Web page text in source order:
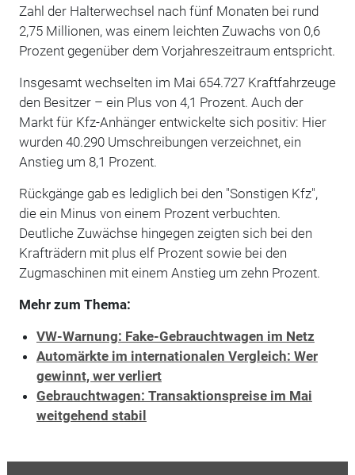
Zahl der Halterwechsel nach fünf Monaten bei rund
2,75 Millionen, was einem leichten Zuwachs von 0,6
Prozent gegenüber dem Vorjahreszeitraum entspricht.
Insgesamt wechselten im Mai 654.727 Kraftfahrzeuge
den Besitzer – ein Plus von 4,1 Prozent. Auch der
Markt für Kfz-Anhänger entwickelte sich positiv: Hier
wurden 40.290 Umschreibungen verzeichnet, ein
Anstieg um 8,1 Prozent.
Rückgänge gab es lediglich bei den "Sonstigen Kfz",
die ein Minus von einem Prozent verbuchten.
Deutliche Zuwächse hingegen zeigten sich bei den
Krafträdern mit plus elf Prozent sowie bei den
Zugmaschinen mit einem Anstieg um zehn Prozent.
Mehr zum Thema:
VW-Warnung: Fake-Gebrauchtwagen im Netz
Automärkte im internationalen Vergleich: Wer
gewinnt, wer verliert
Gebrauchtwagen: Transaktionspreise im Mai
weitgehend stabil